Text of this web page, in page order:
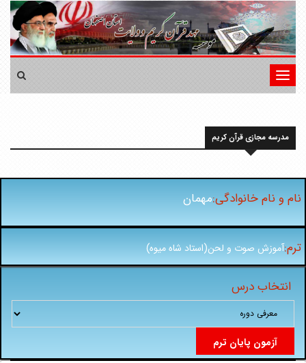
تغییر
وضعیت
مدرسه مجازی قرآن کریم
نام و نام خانوادگی:مهمان
ترم:آموزش صوت و لحن(استاد شاه میوه)
انتخاب درس
آزمون پایان ترم